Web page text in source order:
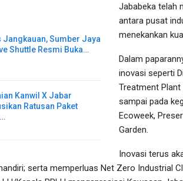
Jangkauan, Sumber Jaya
Shuttle Resmi Buka…
Kanwil X Jabar
Ratusan Paket
Jababeka telah
antara pusat
menekankan
Dalam
inovasi seperti
Treatment Plant
sampai pada
Ecoweek,
Garden.
Inovasi terus
serta memperluas Net Zero Industrial